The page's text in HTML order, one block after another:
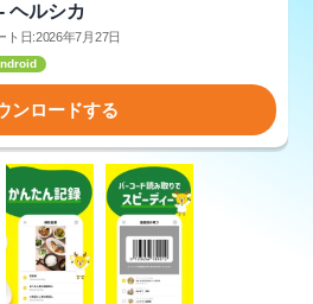
ヘルシカ
ト日:2026年7月27日
ンロードする